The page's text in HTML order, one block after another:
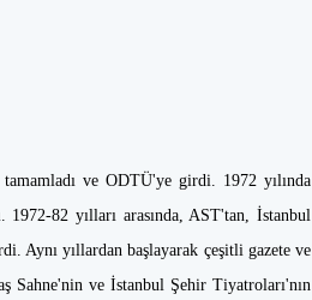
ve ODTÜ'ye girdi. 1972 yılında
1972-82 yılları arasında, AST'tan, İstanbul
Aynı yıllardan başlayarak çeşitli gazete ve
Sahne'nin ve İstanbul Şehir Tiyatroları'nın